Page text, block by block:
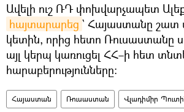
Ավելի ուշ ՌԴ փոխվարչապետ
հայտարարեց ` Հայաստանը շատ
կետին, որից հետո Ռուսաստանը
այլ կերպ կառուցել ՀՀ–ի հետ
հարաբերությունները:
Հայաստան Ռուսաստան Վլադիմիր